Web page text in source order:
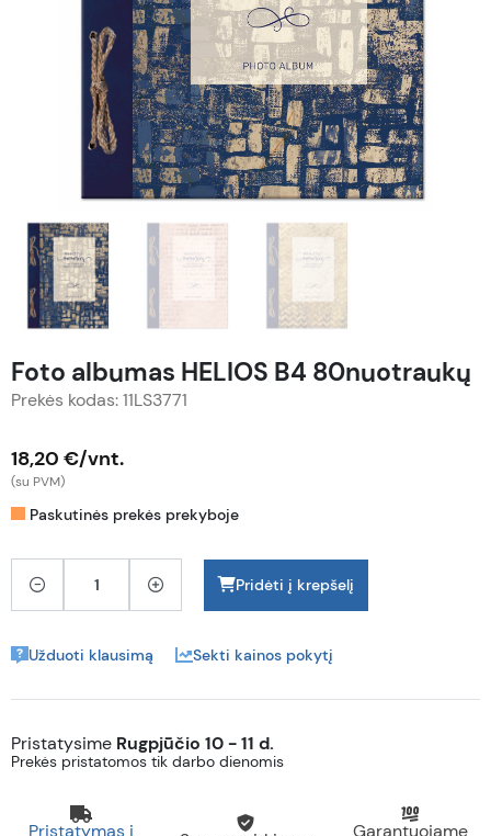
Foto albumas HELIOS B4 80nuotraukų
Prekės kodas: 11LS3771
18,20 €/vnt.
(su PVM)
Paskutinės prekės prekyboje
Pridėti į krepšelį
Užduoti klausimą Sekti kainos pokytį
Pristatysime Rugpjūčio 10 - 11 d.
Prekės pristatomos tik darbo dienomis
Pristatymas į Garantuojame